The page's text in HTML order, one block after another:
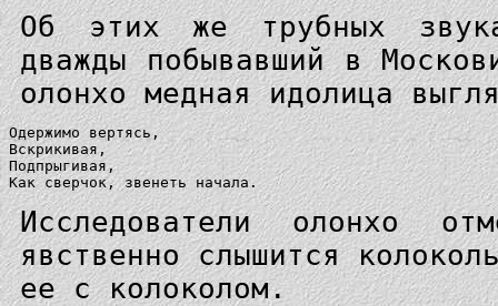
Об этих же трубных
дважды побывавший в
олонхо медная идолица
Одержимо вертясь,
Вскрикивая,
Подпрыгивая,
Как сверчок, звенеть начала.
Исследователи олонхо
явственно слышится
ее с колоколом.